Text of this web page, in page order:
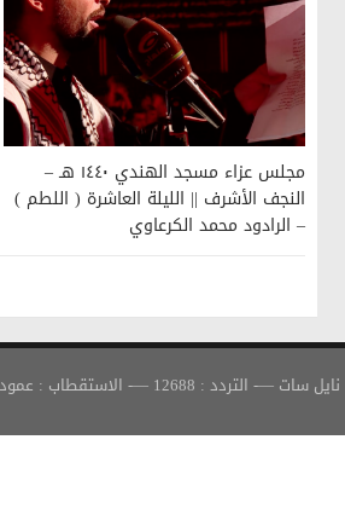
مجلس عزاء مسجد الهندي ١٤٤٠ هـ –
النجف الأشرف || الليلة العاشرة ( اللطم )
– الرادود محمد الكرعاوي
: 12688 —- الاستقطاب : عمودي —- معدل الترميز : 30000